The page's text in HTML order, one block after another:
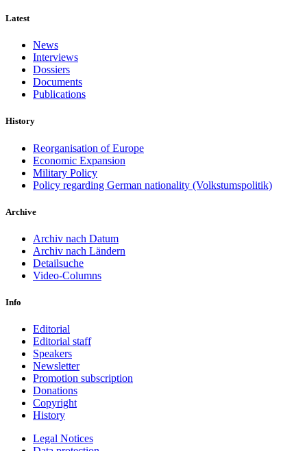
Latest
News
Interviews
Dossiers
Documents
Publications
History
Reorganisation of Europe
Economic Expansion
Military Policy
Policy regarding German nationality (Volkstumspolitik)
Archive
Archiv nach Datum
Archiv nach Ländern
Detailsuche
Video-Columns
Info
Editorial
Editorial staff
Speakers
Newsletter
Promotion subscription
Donations
Copyright
History
Legal Notices